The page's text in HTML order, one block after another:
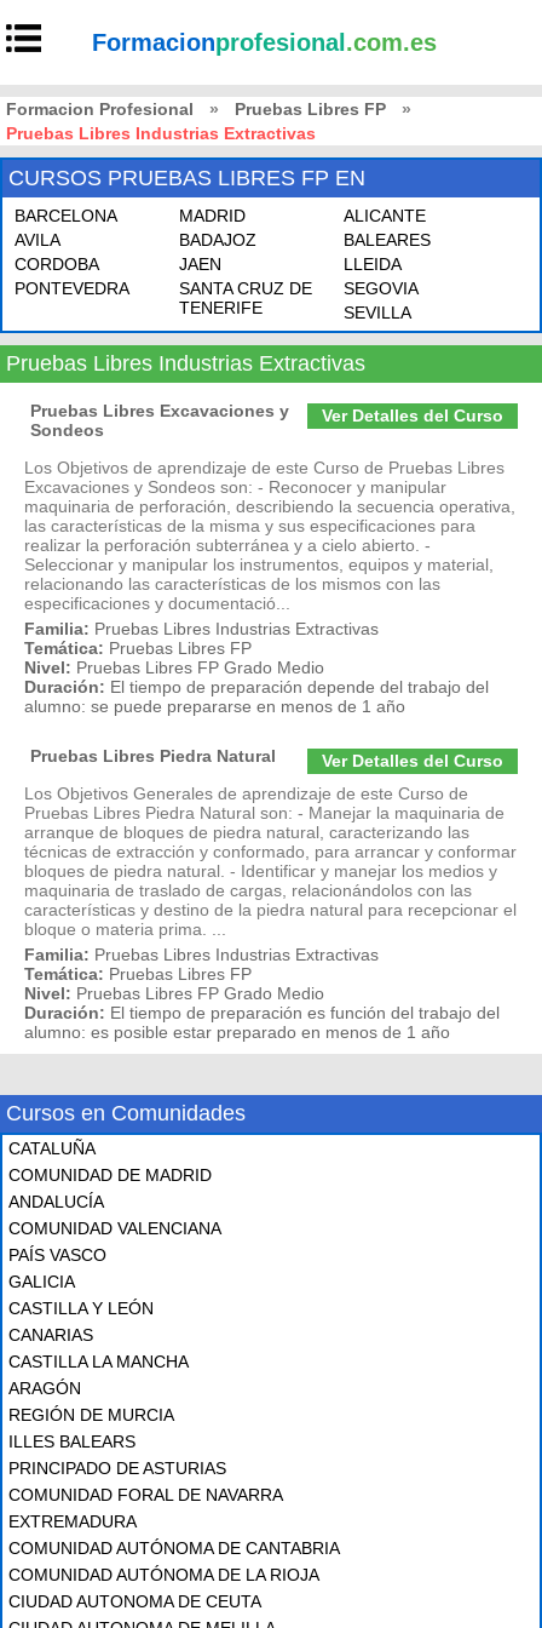
Formacionprofesional .com.es
Formacion Profesional » Pruebas Libres FP
»
Pruebas Libres Industrias Extractivas
CURSOS PRUEBAS LIBRES FP EN
BARCELONA MADRID
ALICANTE
AVILA
BADAJOZ
BALEARES
CORDOBA
JAEN
LLEIDA
PONTEVEDRA
SANTA CRUZ DE
TENERIFE
SEGOVIA
SEVILLA
Pruebas Libres Industrias Extractivas
Ver Detalles del Curso
Pruebas Libres Excavaciones y
Sondeos
Los Objetivos de aprendizaje de este Curso de Pruebas Libres
Excavaciones y Sondeos son: - Reconocer y manipular
maquinaria de perforación, describiendo la secuencia operativa,
las características de la misma y sus especificaciones para
realizar la perforación subterránea y a cielo abierto. -
Seleccionar y manipular los instrumentos, equipos y material,
relacionando las características de los mismos con las
especificaciones y documentació...
Familia: Pruebas Libres Industrias Extractivas
Temática: Pruebas Libres FP
Nivel: Pruebas Libres FP Grado Medio
Duración: El tiempo de preparación depende del trabajo del
alumno: se puede prepararse en menos de 1 año
Ver Detalles del Curso
Pruebas Libres Piedra Natural
Los Objetivos Generales de aprendizaje de este Curso de
Pruebas Libres Piedra Natural son: - Manejar la maquinaria de
arranque de bloques de piedra natural, caracterizando las
técnicas de extracción y conformado, para arrancar y conformar
bloques de piedra natural. - Identificar y manejar los medios y
maquinaria de traslado de cargas, relacionándolos con las
características y destino de la piedra natural para recepcionar el
bloque o materia prima. ...
Familia: Pruebas Libres Industrias Extractivas
Temática: Pruebas Libres FP
Nivel: Pruebas Libres FP Grado Medio
Duración: El tiempo de preparación es función del trabajo del
alumno: es posible estar preparado en menos de 1 año
Cursos en Comunidades
CATALUÑA
COMUNIDAD DE MADRID
ANDALUCÍA
COMUNIDAD VALENCIANA
PAÍS VASCO
GALICIA
CASTILLA Y LEÓN
CANARIAS
CASTILLA LA MANCHA
ARAGÓN
REGIÓN DE MURCIA
ILLES BALEARS
PRINCIPADO DE ASTURIAS
COMUNIDAD FORAL DE NAVARRA
EXTREMADURA
COMUNIDAD AUTÓNOMA DE CANTABRIA
COMUNIDAD AUTÓNOMA DE LA RIOJA
CIUDAD AUTONOMA DE CEUTA